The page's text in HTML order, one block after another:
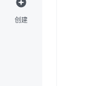
创建